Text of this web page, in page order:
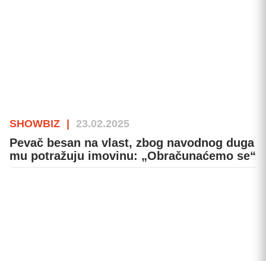
SHOWBIZ 23.02.2025
Pevač besan na vlast, zbog navodnog duga
mu potražuju imovinu: „Obračunaćemo se“